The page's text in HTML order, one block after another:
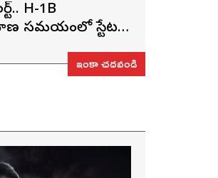
H-1B
సమయంలో స్టేటస్
ఇంకా చదవండి